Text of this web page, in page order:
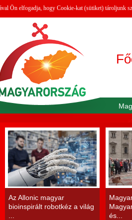
Ön elfogadja, hogy Cookie-kat (sütiket) tároljunk
Az Allonic magyar
bioinspirált robotkéz a világ
és...